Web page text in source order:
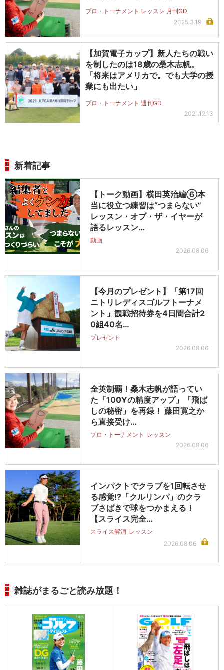
プロ・トーナメント レッスン 月刊GD
2025.3.19
【加賀電子カップ】新人たちの戦い
を制したのは18歳の桑木志帆。
「将来はアメリカで。でも大学の授
業にも出たい」
プロ・トーナメント 週刊GD
2021.12.13
新着記事
【トーク動画】横田英治編⑥本
当に役立つ練習は“つまらない”
レッスン・オブ・ザ・イヤーが
語るレッスン…
動画
2026.08.06
【今月のプレゼント】「第17回
ニトリレディスゴルフトーナメ
ント」観戦招待券を4日間合計2
0組40名…
プレゼント
2026.08.06
全英制覇！桑木志帆が語ってい
た「100Yの精度アップ」「飛ば
しの秘密」を再録！ 藤田寛之か
ら直接受け…
プロ・トーナメント レッスン
2026.08.06
インパクトでクラブを1回転させ
る感覚!?「クルリンパ」のクラ
ブさばきで球をつかまえる！
【スライス完全…
スライス解消 レッスン
2026.08.06
雑誌がまるごと読み放題！